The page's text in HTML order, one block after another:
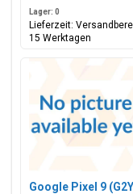
Lager: 0
Lieferzeit:
15 Werktagen
Google Pixel 9